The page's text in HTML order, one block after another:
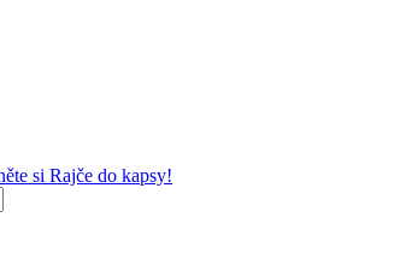
si Rajče do kapsy!